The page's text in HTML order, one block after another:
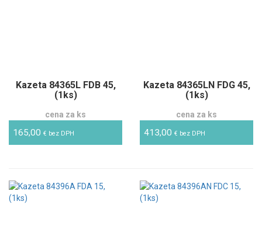
Kazeta 84365L FDB 45,
(1ks)
cena za ks
165,00 € bez DPH
Kazeta 84365LN FDG 45,
(1ks)
cena za ks
413,00 € bez DPH